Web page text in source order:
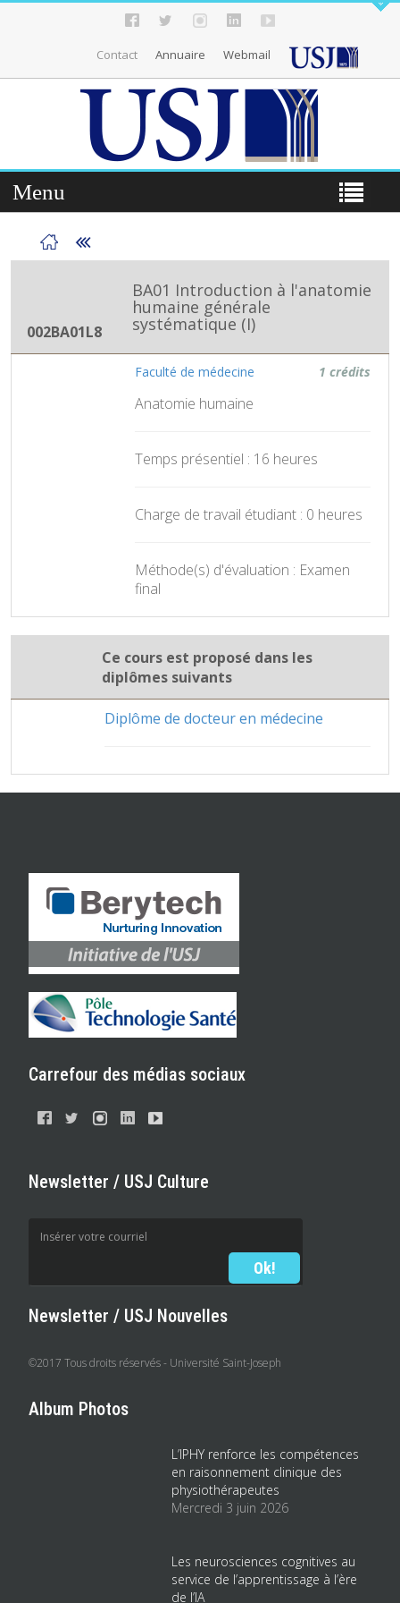
Contact Annuaire Webmail
Menu
002BA01L8
BA01 Introduction à l'anatomie
humaine générale
systématique (I)
Faculté de médecine 1 crédits
Anatomie humaine
Temps présentiel : 16 heures
Charge de travail étudiant : 0 heures
Méthode(s) d'évaluation : Examen
final
Ce cours est proposé dans les
diplômes suivants
Diplôme de docteur en médecine
Carrefour des médias sociaux
Newsletter / USJ Culture
Newsletter / USJ Nouvelles
©2017 Tous droits réservés - Université Saint-Joseph
Album Photos
L’IPHY renforce les compétences
en raisonnement clinique des
physiothérapeutes
Mercredi 3 juin 2026
Les neurosciences cognitives au
service de l’apprentissage à l’ère
de l’IA